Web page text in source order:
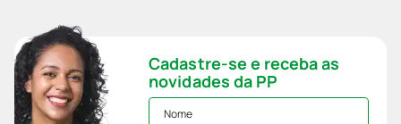
Cadastre-se e receba as
novidades da PP